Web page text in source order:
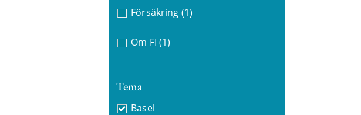
Försäkring (1)
Om FI (1)
Tema
Basel